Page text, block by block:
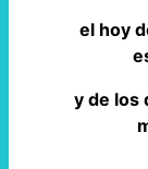
el hoy
y de los